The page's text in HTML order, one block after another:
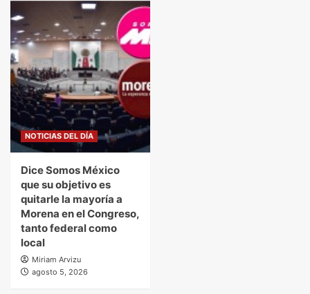
NOTICIAS DEL DÍA
Dice Somos México
que su objetivo es
quitarle la mayoría a
Morena en el Congreso,
tanto federal como
local
Miriam Arvizu
agosto 5, 2026